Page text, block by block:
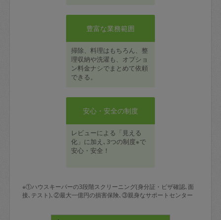
豊富な業務範囲
掃除、料理はもちろん、整
理収納や洗濯も、オプショ
ン料金ナシでまとめて依頼
できる。
安心・安全の制度
レビューによる「見える
化」に加え､3つの制度※で
安心・安全！
※①ハウスキーパーの3段階スクリーニング(身分証・ビザ確認､面
接､テスト)､②最大一億円の損害保険､③親身なサポートセンター